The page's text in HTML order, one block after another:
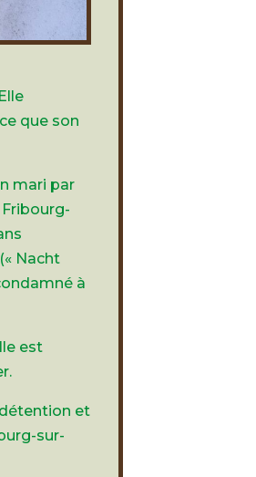
que son
mari par
Fribourg-
Nacht
à
est
et
sur-